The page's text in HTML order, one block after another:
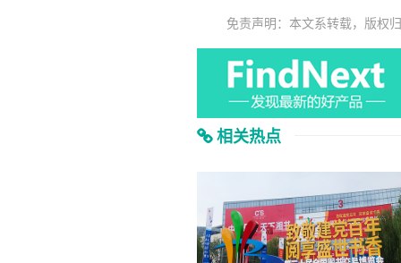
免责声明：本文系转载，版权
相关热点